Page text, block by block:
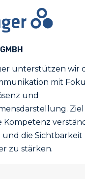
unterstützen wir
mit
und
Ziel
Kompetenz
die Sichtbarkeit
zu stärken.